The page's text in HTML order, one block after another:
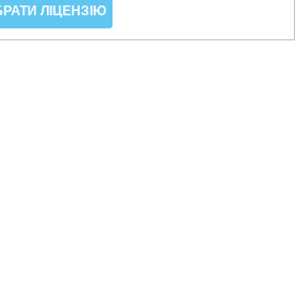
ЛІЦЕНЗІЮ